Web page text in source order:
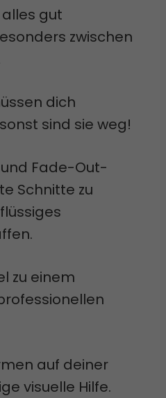
gut
zwischen
dich
sind sie weg!
Fade-Out-
Schnitte zu
zu einem
auf deiner
visuelle Hilfe.